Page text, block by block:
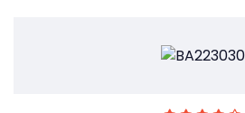
En savoir +